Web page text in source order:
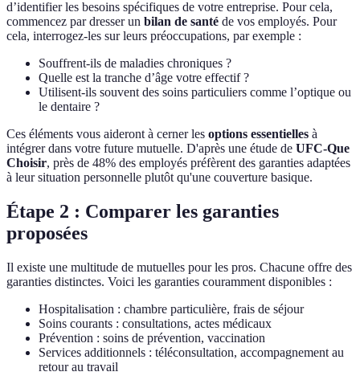
d’identifier les besoins spécifiques de votre entreprise. Pour cela,
commencez par dresser un bilan de santé de vos employés. Pour
cela, interrogez-les sur leurs préoccupations, par exemple :
Souffrent-ils de maladies chroniques ?
Quelle est la tranche d’âge votre effectif ?
Utilisent-ils souvent des soins particuliers comme l’optique ou
le dentaire ?
Ces éléments vous aideront à cerner les options essentielles à
intégrer dans votre future mutuelle. D'après une étude de UFC-Que
Choisir, près de 48% des employés préfèrent des garanties adaptées
à leur situation personnelle plutôt qu'une couverture basique.
Étape 2 : Comparer les garanties
proposées
Il existe une multitude de mutuelles pour les pros. Chacune offre des
garanties distinctes. Voici les garanties couramment disponibles :
Hospitalisation : chambre particulière, frais de séjour
Soins courants : consultations, actes médicaux
Prévention : soins de prévention, vaccination
Services additionnels : téléconsultation, accompagnement au
retour au travail